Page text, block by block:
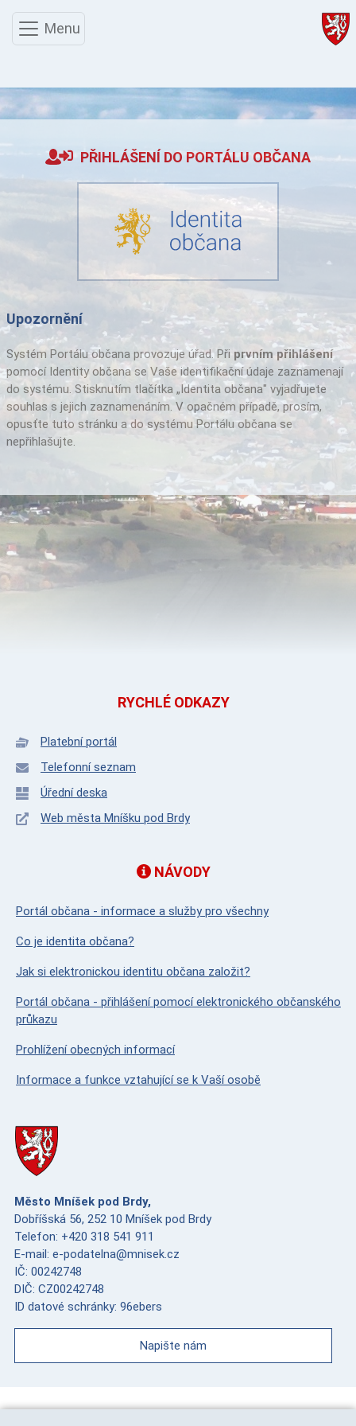
Menu
PŘIHLÁŠENÍ DO PORTÁLU OBČANA
Upozornění
Systém Portálu občana provozuje úřad. Při prvním přihlášení
pomocí Identity občana se Vaše identifikační údaje zaznamenají
do systému. Stisknutím tlačítka „Identita občana" vyjadřujete
souhlas s jejich zaznamenáním. V opačném případě, prosím,
opusťte tuto stránku a do systému Portálu občana se
nepřihlašujte.
RYCHLÉ ODKAZY
Platební portál
Telefonní seznam
Úřední deska
Web města Mníšku pod Brdy
NÁVODY
Portál občana - informace a služby pro všechny
Co je identita občana?
Jak si elektronickou identitu občana založit?
Portál občana - přihlášení pomocí elektronického občanského
průkazu
Prohlížení obecných informací
Informace a funkce vztahující se k Vaší osobě
Město Mníšek pod Brdy,
Dobříšská 56, 252 10 Mníšek pod Brdy
Telefon: +420 318 541 911
E-mail: e-podatelna@mnisek.cz
IČ: 00242748
DIČ: CZ00242748
ID datové schránky: 96ebers
Napište nám